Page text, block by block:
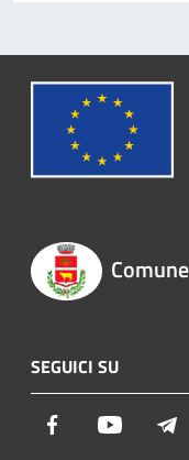
SEGUICI SU
Facebook Youtube